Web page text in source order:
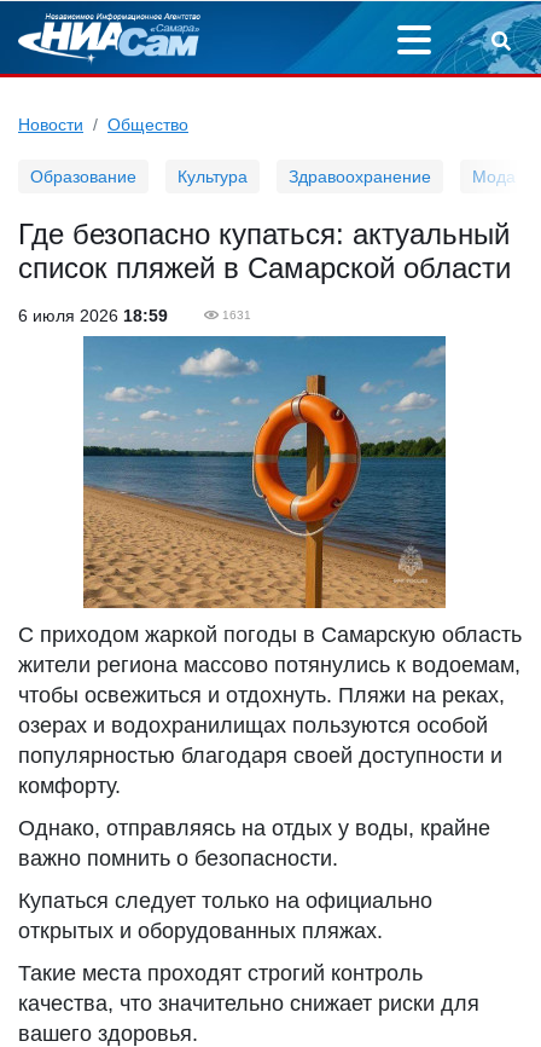
Новости Общество
Образование Культура Здравоохранение Мода
Где безопасно купаться: актуальный
список пляжей в Самарской области
6 июля 2026 18:59 1631
С приходом жаркой погоды в Самарскую область
жители региона массово потянулись к водоемам,
чтобы освежиться и отдохнуть. Пляжи на реках,
озерах и водохранилищах пользуются особой
популярностью благодаря своей доступности и
комфорту.
Однако, отправляясь на отдых у воды, крайне
важно помнить о безопасности.
Купаться следует только на официально
открытых и оборудованных пляжах.
Такие места проходят строгий контроль
качества, что значительно снижает риски для
вашего здоровья.